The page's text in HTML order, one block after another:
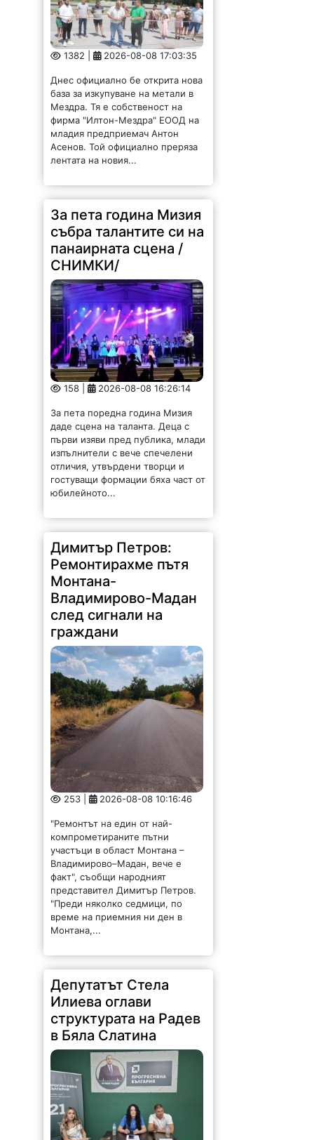
1382 | 2026-08-08 17:03:35
Днес официално бе открита нова
база за изкупуване на метали в
Мездра. Тя е собственост на
фирма "Илтон-Мездра" ЕООД на
младия предприемач Антон
Асенов. Той официално преряза
лентата на новия...
За пета година Мизия
събра талантите си на
панаирната сцена /
СНИМКИ/
158 | 2026-08-08 16:26:14
За пета поредна година Мизия
даде сцена на таланта. Деца с
първи изяви пред публика, млади
изпълнители с вече спечелени
отличия, утвърдени творци и
гостуващи формации бяха част от
юбилейното...
Димитър Петров:
Ремонтирахме пътя
Монтана-
Владимирово-Мадан
след сигнали на
граждани
253 | 2026-08-08 10:16:46
"Ремонтът на един от най-
компрометираните пътни
участъци в област Монтана –
Владимирово–Мадан, вече е
факт", съобщи народният
представител Димитър Петров.
"Преди няколко седмици, по
време на приемния ни ден в
Монтана,...
Депутатът Стела
Илиева оглави
структурата на Радев
в Бяла Слатина